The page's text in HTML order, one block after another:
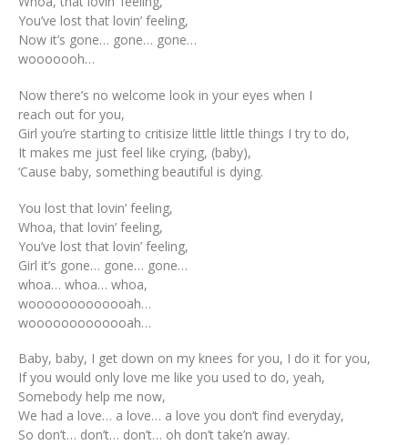
You’ve lost that lovin’ feeling,
Now it’s gone… gone… gone…
wooooooh…
Now there’s no welcome look in your eyes when I
reach out for you,
Girl you’re starting to critisize little little things I try to do,
It makes me just feel like crying, (baby),
‘Cause baby, something beautiful is dying.
You lost that lovin’ feeling,
Whoa, that lovin’ feeling,
You’ve lost that lovin’ feeling,
Girl it’s gone… gone… gone…
whoa… whoa… whoa,
wooooooooooooah…
wooooooooooooah…
Baby, baby, I get down on my knees for you, I do it for you,
If you would only love me like you used to do, yeah,
Somebody help me now,
We had a love… a love… a love you don’t find everyday,
So don’t… don’t… don’t… oh don’t take’n away.